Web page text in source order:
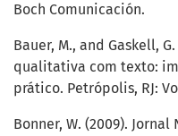
Boch Comunicación.
Bauer, M., and Gaskell,
qualitativa com texto:
prático. Petrópolis, RJ:
Bonner, W. (2009).